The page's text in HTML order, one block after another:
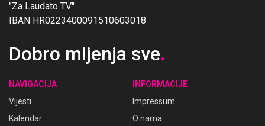
"Za Laudato TV"
IBAN HR0223400091510603018
Dobro mijenja sve.
NAVIGACIJA
Vijesti
Kalendar
INFORMACIJE
Impressum
O nama